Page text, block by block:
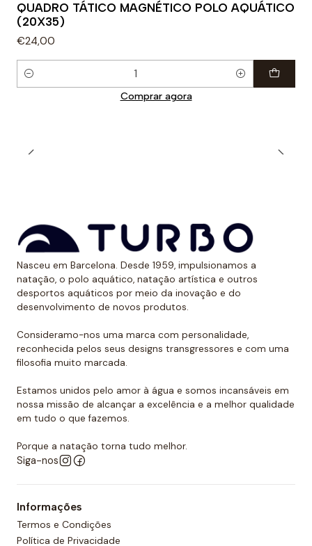
QUADRO TÁTICO MAGNÉTICO POLO AQUÁTICO
(20X35)
€24,00
Quantidade
Comprar agora
Nasceu em Barcelona. Desde 1959, impulsionamos a
natação, o polo aquático, natação artística e outros
desportos aquáticos por meio da inovação e do
desenvolvimento de novos produtos.
Consideramo-nos uma marca com personalidade,
reconhecida pelos seus designs transgressores e com uma
filosofia muito marcada.
Estamos unidos pelo amor à água e somos incansáveis em
nossa missão de alcançar a excelência e a melhor qualidade
em tudo o que fazemos.
Porque a natação torna tudo melhor.
Siga-nos
Informações
Termos e Condições
Política de Privacidade